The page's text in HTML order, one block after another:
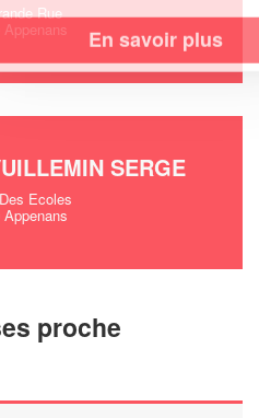
Rue
Appenans
SERGE
Ecoles
Appenans
proche
En savoir plus